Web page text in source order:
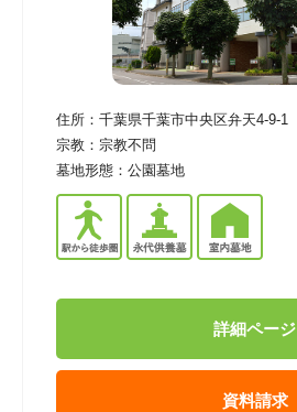
住所： 千葉県千葉市中央区弁天4-9-1
宗教： 宗教不問
墓地形態： 公園墓地
詳細ページ
資料請求